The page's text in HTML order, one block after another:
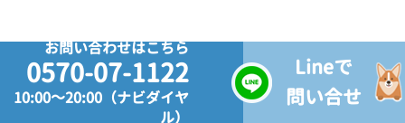
お問い合わせはこちら
0570-07-1122
10:00～20:00（ナビダイヤ
ル）
Lineで
問い合せ